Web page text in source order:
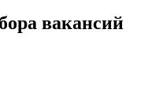
вакансий